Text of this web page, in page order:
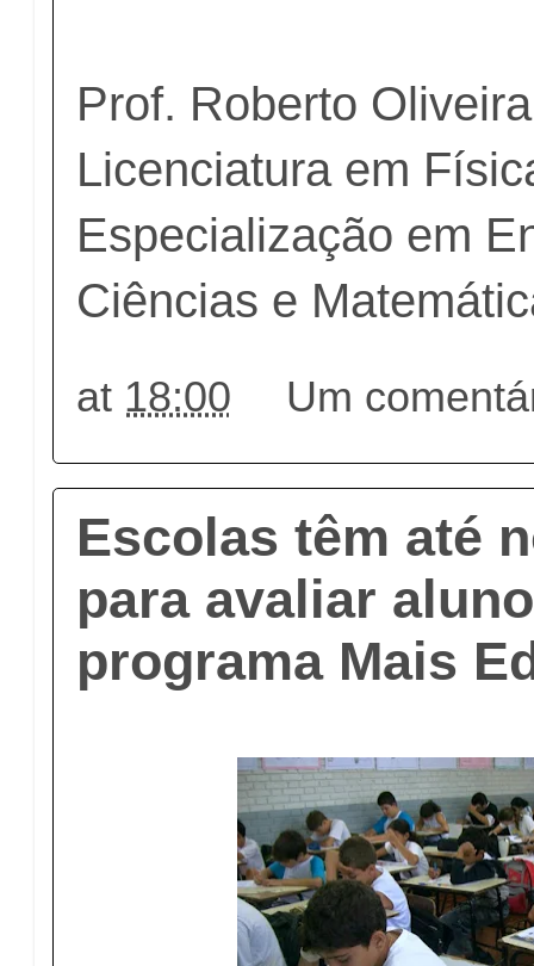
Prof. Roberto Oliveira
Licenciatura em
Especialização em
Ciências e
at 18:00 Um
Escolas têm até
para avaliar
programa Mais